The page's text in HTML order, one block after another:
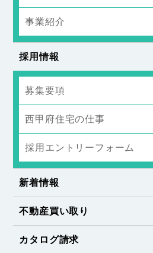
事業紹介
採用情報
募集要項
西甲府住宅の仕事
採用エントリーフォーム
新着情報
不動産買い取り
カタログ請求